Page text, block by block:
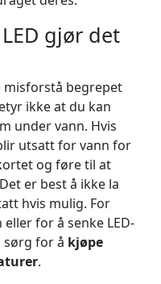
gjør det
misforstå begrepet
ikke at du kan
under vann. Hvis
utsatt for vann for
og føre til at
er best å ikke la
hvis mulig. For
for å senke LED-
sørg for å kjøpe
.